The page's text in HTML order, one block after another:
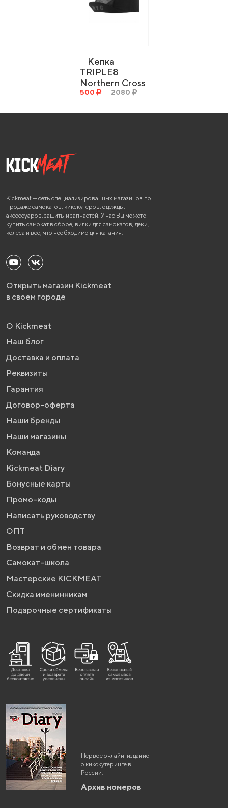
Кепка
TRIPLE8
Northern Cross
Series Ride
500 2080
Kickmeat — сеть специализированных магазинов по
продаже самокатов, кикскутеров, одежды,
аксессуаров, защиты и запчастей. У нас Вы можете
купить самокат в сборе, вилки для самокатов, деки,
колеса и все, что необходимо для катания.
Открыть магазин Kickmeat
в своем городе
О Kickmeat
Наш блог
Доставка и оплата
Реквизиты
Гарантия
Договор-оферта
Наши бренды
Наши магазины
Команда
Kickmeat Diary
Бонусные карты
Промо-коды
Написать руководству
ОПТ
Возврат и обмен товара
Самокат-школа
Мастерские KICKMEAT
Скидка именинникам
Подарочные сертификаты
Первое онлайн-издание
о кикскутеринге в
России.
Архив номеров